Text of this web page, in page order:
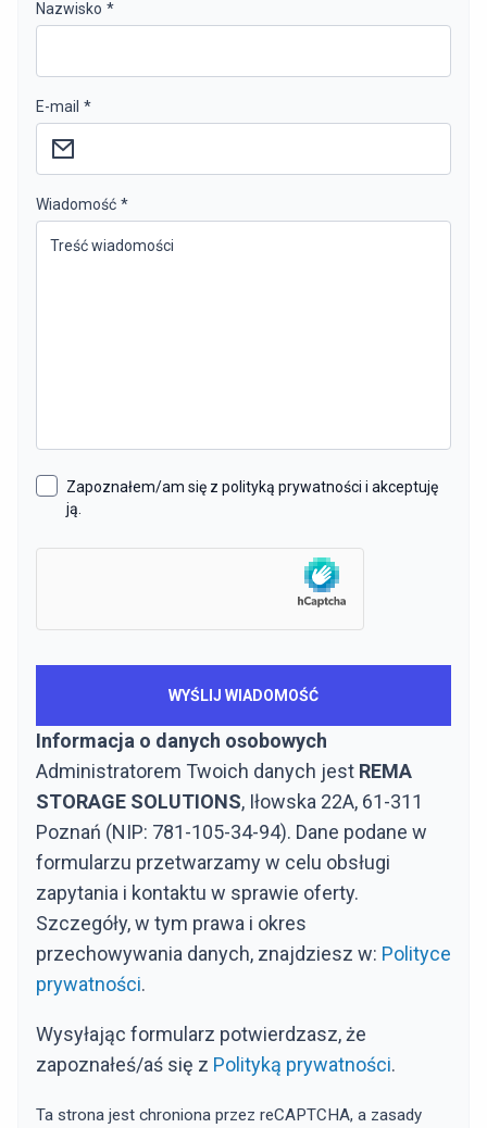
Nazwisko *
E-mail *
Wiadomość *
Zapoznałem/am się z polityką prywatności i akceptuję
ją.
Informacja o danych osobowych
Administratorem Twoich danych jest REMA
STORAGE SOLUTIONS, Iłowska 22A, 61-311
Poznań (NIP: 781-105-34-94). Dane podane w
formularzu przetwarzamy w celu obsługi
zapytania i kontaktu w sprawie oferty.
Szczegóły, w tym prawa i okres
przechowywania danych, znajdziesz w: Polityce
prywatności.
Wysyłając formularz potwierdzasz, że
zapoznałeś/aś się z Polityką prywatności.
Ta strona jest chroniona przez reCAPTCHA, a zasady